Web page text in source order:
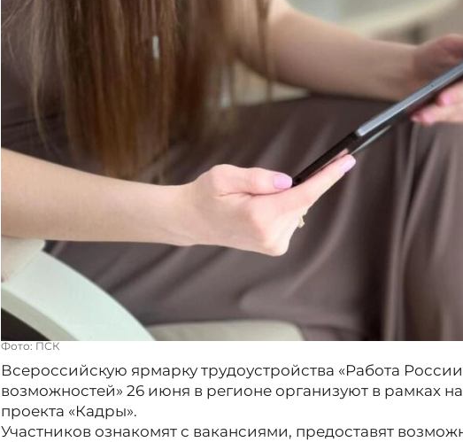
Фото: ПСК
Всероссийскую ярмарку трудоустройства «Работа
возможностей» 26 июня в регионе организуют в рамках
проекта «Кадры».
Участников ознакомят с вакансиями, предоставят